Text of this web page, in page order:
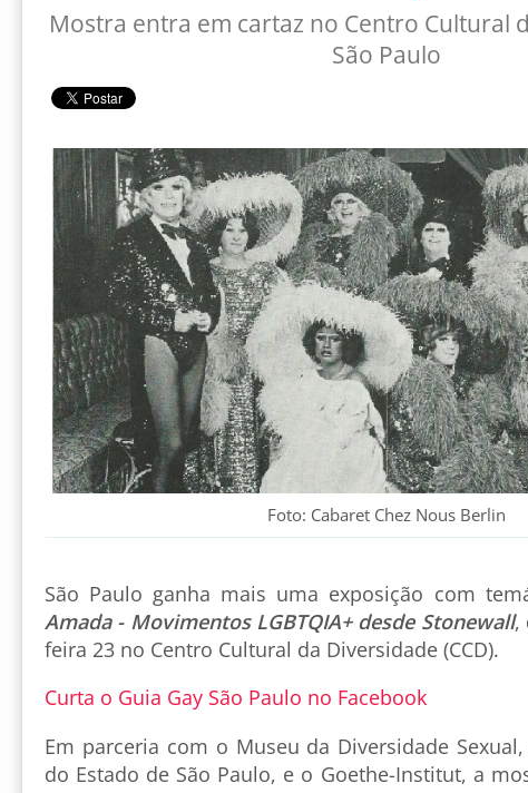
Mostra entra em cartaz no Centro Cultural
São Paulo
Foto: Cabaret Chez Nous Berlin
São Paulo ganha mais uma exposição com
Amada - Movimentos LGBTQIA+ desde Stonewall,
feira 23 no Centro Cultural da Diversidade (CCD).
Curta o Guia Gay São Paulo no Facebook
Em parceria com o Museu da Diversidade
do Estado de São Paulo, e o Goethe-Institut, a